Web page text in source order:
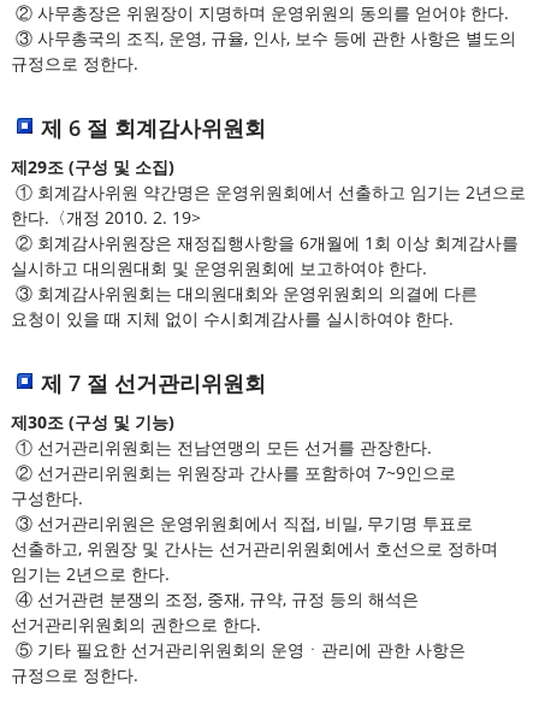
② 사무총장은 위원장이 지명하며 운영위원의 동의를 얻어야 한다.
③ 사무총국의 조직, 운영, 규율, 인사, 보수 등에 관한 사항은 별도의
규정으로 정한다.
제 6 절 회계감사위원회
제29조 (구성 및 소집)
① 회계감사위원 약간명은 운영위원회에서 선출하고 임기는 2년으로
한다.〈개정 2010. 2. 19>
② 회계감사위원장은 재정집행사항을 6개월에 1회 이상 회계감사를
실시하고 대의원대회 및 운영위원회에 보고하여야 한다.
③ 회계감사위원회는 대의원대회와 운영위원회의 의결에 다른
요청이 있을 때 지체 없이 수시회계감사를 실시하여야 한다.
제 7 절 선거관리위원회
제30조 (구성 및 기능)
① 선거관리위원회는 전남연맹의 모든 선거를 관장한다.
② 선거관리위원회는 위원장과 간사를 포함하여 7~9인으로
구성한다.
③ 선거관리위원은 운영위원회에서 직접, 비밀, 무기명 투표로
선출하고, 위원장 및 간사는 선거관리위원회에서 호선으로 정하며
임기는 2년으로 한다.
④ 선거관련 분쟁의 조정, 중재, 규약, 규정 등의 해석은
선거관리위원회의 권한으로 한다.
⑤ 기타 필요한 선거관리위원회의 운영ㆍ관리에 관한 사항은
규정으로 정한다.